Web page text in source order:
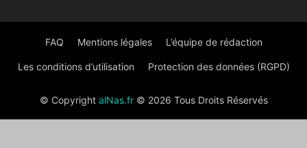
FAQ Mentions légales L’équipe de rédaction
Les conditions d’utilisation Protection des données (RGPD)
© Copyright alNas.fr© 2026 Tous Droits Réservés